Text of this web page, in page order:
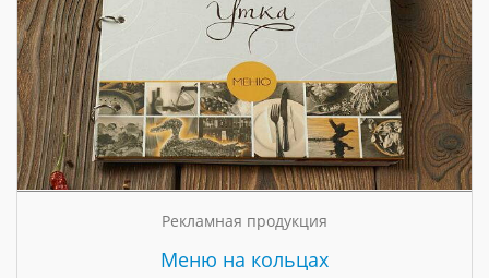
Рекламная продукция
Меню на кольцах